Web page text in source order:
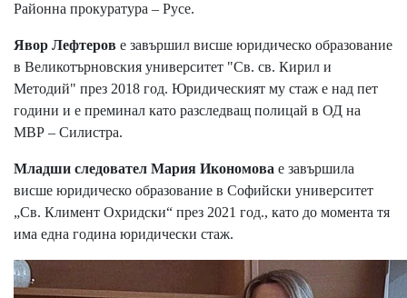
Районна прокуратура – Русе.
Явор Лефтеров е завършил висше юридическо образование
в Великотърновския университет "Св. св. Кирил и
Методий" през 2018 год. Юридическият му стаж е над пет
години и е преминал като разследващ полицай в ОД на
МВР – Силистра.
Младши следовател Мария Икономова е завършила
висше юридическо образование в Софийски университет
„Св. Климент Охридски“ през 2021 год., като до момента тя
има една година юридически стаж.